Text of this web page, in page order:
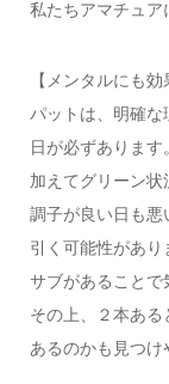
私たちアマチュア
【メンタルにも効
パットは、明確な
日が必ずあります。
加えてグリーン状
調子が良い日も悪
引く可能性があり
サブがあることで
その上、２本あ
あるのかも見つけ